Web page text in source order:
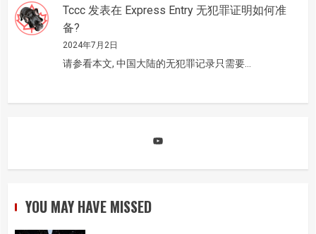
Tccc 发表在 Express Entry 无犯罪证明如何准
备?
2024年7月2日
请参看本文, 中国大陆的无犯罪记录只需要…
YOU MAY HAVE MISSED